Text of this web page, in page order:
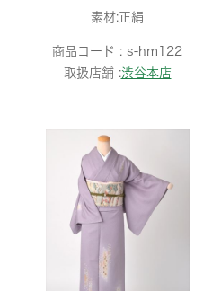
素材:正絹
商品コード : s-hm122
取扱店舗 :渋谷本店